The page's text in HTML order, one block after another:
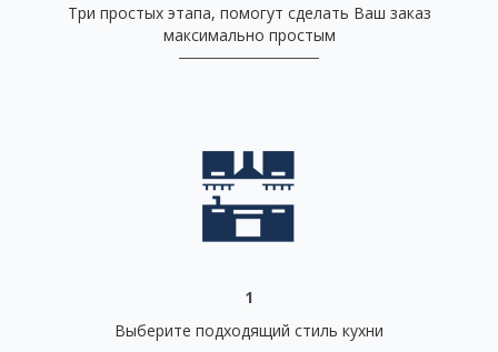
Три простых этапа, помогут сделать Ваш заказ
максимально простым
1
Выберите подходящий стиль кухни